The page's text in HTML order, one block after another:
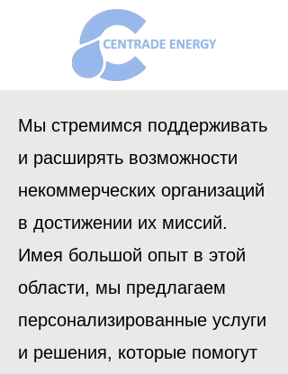
Мы стремимся поддерживать
и расширять возможности
некоммерческих организаций
в достижении их миссий.
Имея большой опыт в этой
области, мы предлагаем
персонализированные услуги
и решения, которые помогут